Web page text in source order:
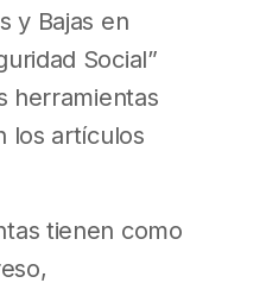
y Bajas en
Social”
herramientas
los artículos
tienen como